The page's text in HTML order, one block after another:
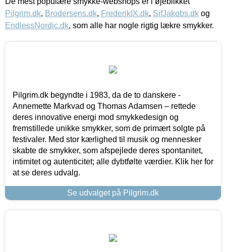
Pilgrim.dk, Brodersens.dk, FrederikIX.dk, SifJakobs.dk og
EndlessNordic.dk, som alle har nogle rigtig lækre smykker.
Pilgrim.dk begyndte i 1983, da de to danskere -
Annemette Markvad og Thomas Adamsen – rettede
deres innovative energi mod smykkedesign og
fremstillede unikke smykker, som de primært solgte på
festivaler. Med stor kærlighed til musik og mennesker
skabte de smykker, som afspejlede deres spontanitet,
intimitet og autenticitet; alle dybtfølte værdier. Klik her for
at se deres udvalg.
Se udvalget på Pilgrim.dk